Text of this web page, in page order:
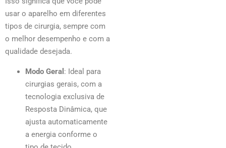
usar o aparelho em diferentes
tipos de cirurgia, sempre com
o melhor desempenho e com a
qualidade desejada.
Modo Geral : Ideal para
cirurgias gerais, com a
tecnologia exclusiva de
Resposta Dinâmica, que
ajusta automaticamente
a energia conforme o